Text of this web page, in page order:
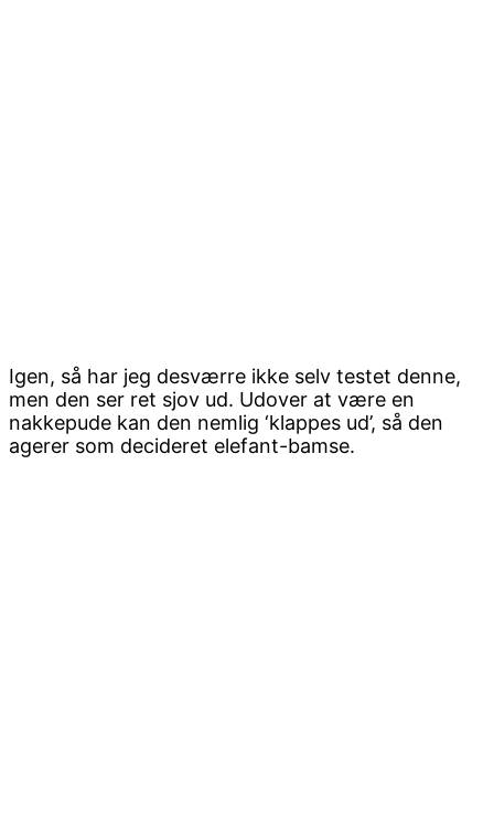
Igen, så har jeg desværre ikke selv testet denne,
men den ser ret sjov ud. Udover at være en
nakkepude kan den nemlig ‘klappes ud’, så den
agerer som decideret elefant-bamse.